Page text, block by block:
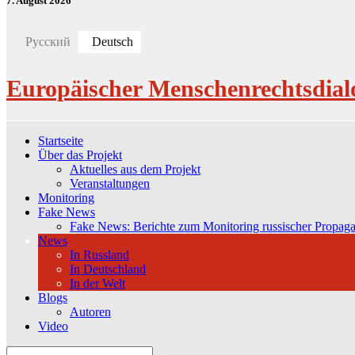
Русский Deutsch
Europäischer
Startseite
Über das Projekt
Aktuelles aus dem Projekt
Veranstaltungen
Monitoring
Fake News
Fake News: Berichte zum Monitoring russischer
News
In Russland
In Deutschland
In der Welt
Blogs
Autoren
Video